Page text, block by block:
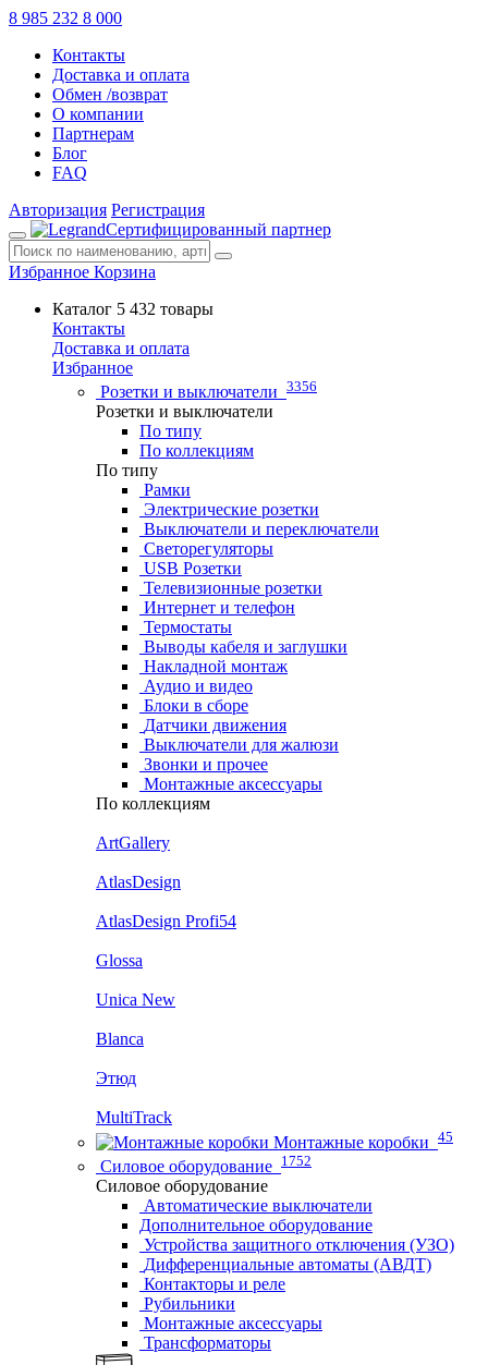
8 985 232 8 000
Контакты
Доставка и оплата
Обмен /возврат
О компании
Партнерам
Блог
FAQ
Авторизация Регистрация
Сертифицированный партнер
Избранное Корзина
Каталог 5 432 товары
Контакты
Доставка и оплата
Избранное
Розетки и выключатели 3356
Розетки и выключатели
По типу
По коллекциям
По типу
Рамки
Электрические розетки
Выключатели и переключатели
Светорегуляторы
USB Розетки
Телевизионные розетки
Интернет и телефон
Термостаты
Выводы кабеля и заглушки
Накладной монтаж
Аудио и видео
Блоки в сборе
Датчики движения
Выключатели для жалюзи
Звонки и прочее
Монтажные аксессуары
По коллекциям
ArtGallery
AtlasDesign
AtlasDesign Profi54
Glossa
Unica New
Blanca
Этюд
MultiTrack
Монтажные коробки 45
Силовое оборудование 1752
Силовое оборудование
Автоматические выключатели
Дополнительное оборудование
Устройства защитного отключения (УЗО)
Дифференциальные автоматы (АВДТ)
Контакторы и реле
Рубильники
Монтажные аксессуары
Трансформаторы